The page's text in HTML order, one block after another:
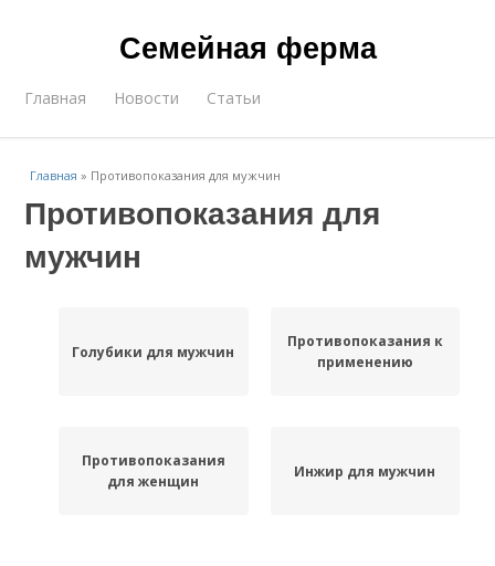
Семейная ферма
Главная Новости Статьи
Главная » Противопоказания для мужчин
Противопоказания для
мужчин
Голубики для мужчин
Противопоказания к
применению
Противопоказания
для женщин
Инжир для мужчин